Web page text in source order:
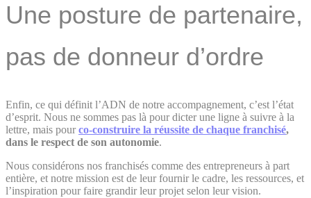
Une posture de partenaire,
pas de donneur d’ordre
Enfin, ce qui définit l’ADN de notre accompagnement, c’est l’état
d’esprit. Nous ne sommes pas là pour dicter une ligne à suivre à la
lettre, mais pour co-construire la réussite de chaque franchisé,
dans le respect de son autonomie.
Nous considérons nos franchisés comme des entrepreneurs à part
entière, et notre mission est de leur fournir le cadre, les ressources, et
l’inspiration pour faire grandir leur projet selon leur vision.